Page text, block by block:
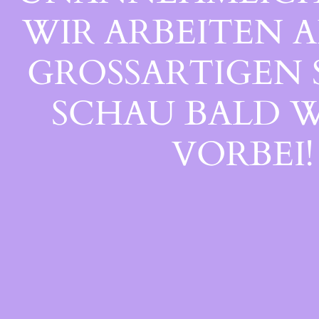
WIR ARBEITEN
GROSSARTIGEN
CHAU BALD
ORBEI!